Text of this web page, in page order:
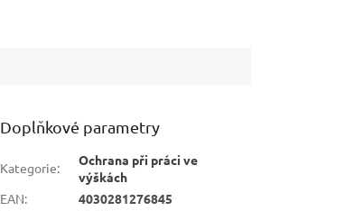
Doplňkové parametry
Kategorie:
Ochrana při práci ve
výškách
EAN:
4030281276845